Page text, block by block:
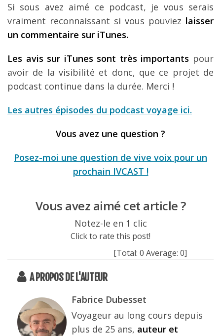
Si sous avez aimé ce podcast, je vous serais
vraiment reconnaissant si vous pouviez laisser
un commentaire sur iTunes.
Les avis sur iTunes sont très importants pour
avoir de la visibilité et donc, que ce projet de
podcast continue dans la durée. Merci !
Les autres épisodes du podcast voyage ici.
Vous avez une question ?
Posez-moi une question de vive voix pour un
prochain IVCAST !
Vous avez aimé cet article ?
Notez-le en 1 clic
Click to rate this post!
[Total: 0 Average: 0]
A PROPOS DE L'AUTEUR
Fabrice Dubesset
Voyageur au long cours depuis
plus de 25 ans, auteur et